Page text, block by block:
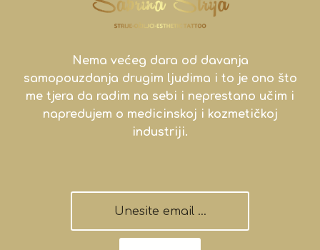
Nema većeg dara od davanja
samopouzdanja drugim ljudima i to je ono što
me tjera da radim na sebi i neprestano učim i
napredujem o medicinskoj i kozmetičkoj
industriji.